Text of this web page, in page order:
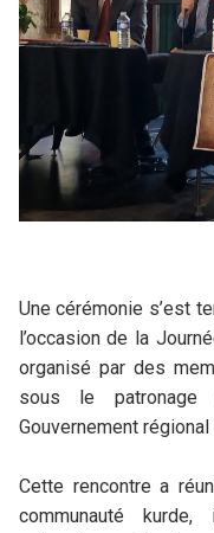
Une cérémonie s’est
l’occasion de la
organisé par des
sous le patronage
Gouvernement
Cette rencontre a
communauté